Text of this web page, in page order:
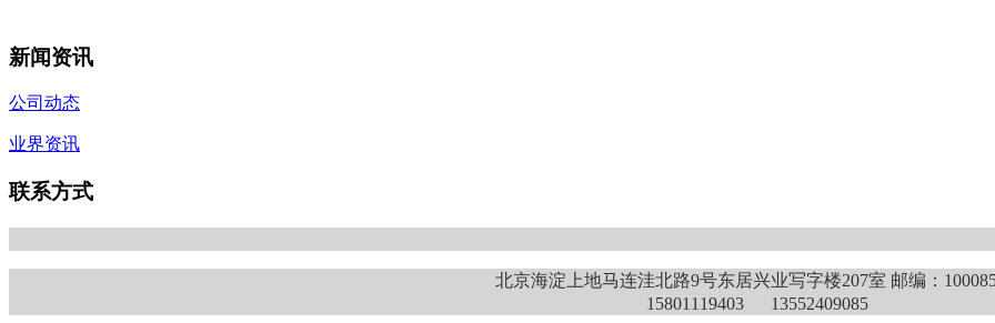
新闻资讯
公司动态
业界资讯
联系方式
北京海淀上地马连洼北路9号东居兴业写字楼207室 邮编：
15801119403 13552409085